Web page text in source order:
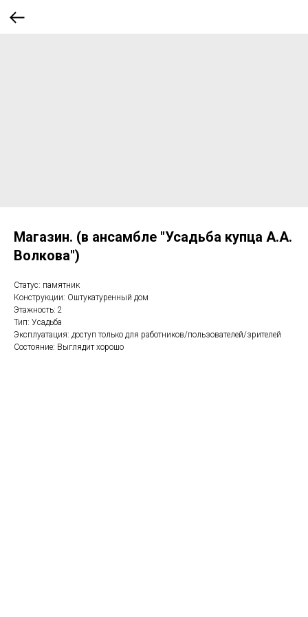
Магазин. (в ансамбле "Усадьба купца А.А.
Волкова")
Статус: памятник
Конструкции: Оштукатуренный дом
Этажность: 2
Тип: Усадьба
Эксплуатация: доступ только для работников/пользователей/зрителей
Состояние: Выглядит хорошо